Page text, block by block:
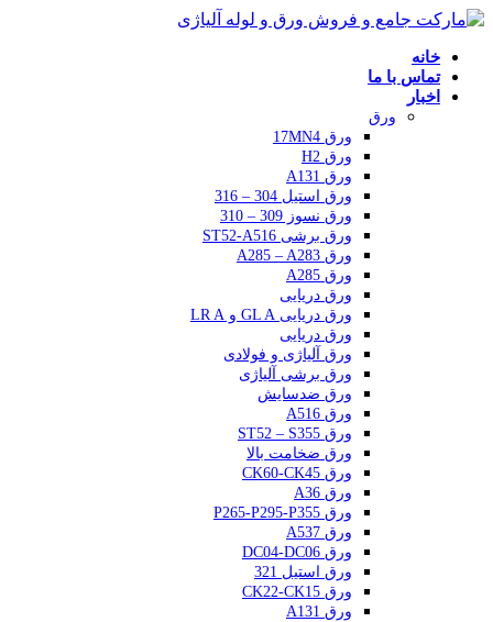
خانه
تماس با ما
اخبار
ورق
ورق 17MN4
ورق H2
ورق A131
ورق استیل 304 – 316
ورق نسوز 309 – 310
ورق برشی ST52-A516
ورق A285 – A283
ورق A285
ورق دریایی
ورق دریایی GL A و LR A
ورق دریایی
ورق آلیاژی و فولادی
ورق برشی آلیاژی
ورق ضدسایش
ورق A516
ورق ST52 – S355
ورق ضخامت بالا
ورق CK60-CK45
ورق A36
ورق P265-P295-P355
ورق A537
ورق DC04-DC06
ورق استیل 321
ورق CK22-CK15
ورق A131